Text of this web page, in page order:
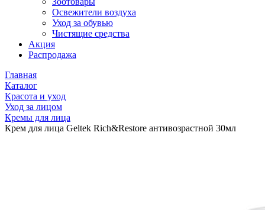
Освежители воздуха
Уход за обувью
Чистящие средства
Акция
Распродажа
Главная
Каталог
Красота и уход
Уход за лицом
Кремы для лица
Крем для лица Geltek Rich&Restore антивозрастной 30мл